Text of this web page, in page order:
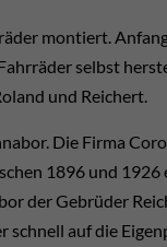
montiert.
selbst
und Reichert.
Die Firma
1896 und
der Gebrüder
auf die